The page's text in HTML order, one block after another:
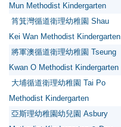
Mun Methodist Kindergarten
筲箕灣循道衛理幼稚園 Shau
Kei Wan Methodist Kindergarten
將軍澳循道衛理幼稚園 Tseung
Kwan O Methodist Kindergarten
大埔循道衛理幼稚園 Tai Po
Methodist Kindergarten
亞斯理幼稚園幼兒園 Asbury